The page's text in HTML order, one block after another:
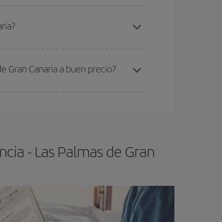
Las Palmas de Gran Canaria-dest
Gran Canaria a buen precio?
- Las Palmas de Gran